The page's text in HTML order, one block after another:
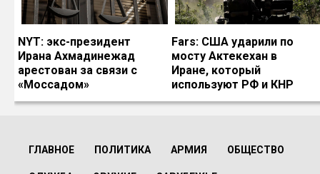
NYT: экс-президент
Ирана Ахмадинежад
арестован за связи с
«Моссадом»
Fars: США ударили по
мосту Актекехан в
Иране, который
используют РФ и КНР
ГЛАВНОЕ ПОЛИТИКА АРМИЯ ОБЩЕСТВО